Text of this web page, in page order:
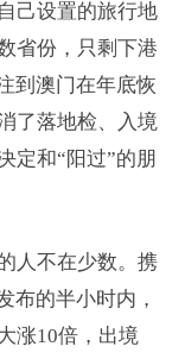
己设置的旅行地
省份，只剩下港
到澳门在年底恢
了落地检、入境
定和“阳过”的朋
人不在少数。携
布的半小时内，
涨10倍，出境